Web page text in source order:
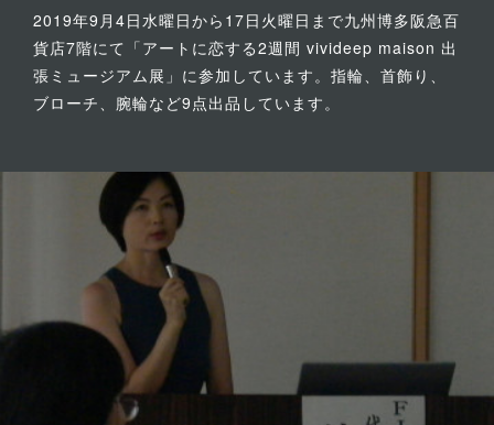
2019年9月4日水曜日から17日火曜日まで九州博多阪急百
貨店7階にて「アートに恋する2週間 vivideep maison 出
張ミュージアム展」に参加しています。指輪、首飾り、
ブローチ、腕輪など9点出品しています。